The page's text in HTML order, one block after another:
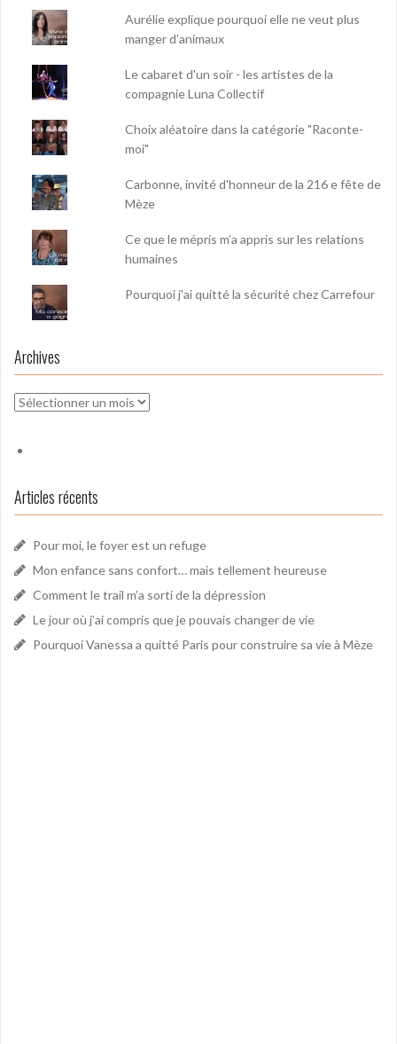
Aurélie explique pourquoi elle ne veut plus
manger d’animaux
Le cabaret d'un soir - les artistes de la
compagnie Luna Collectif
Choix aléatoire dans la catégorie "Raconte-
moi"
Carbonne, invité d'honneur de la 216 e fête de
Mèze
Ce que le mépris m’a appris sur les relations
humaines
Pourquoi j'ai quitté la sécurité chez Carrefour
Archives
Archives
Articles récents
Pour moi, le foyer est un refuge
Mon enfance sans confort… mais tellement heureuse
Comment le trail m’a sorti de la dépression
Le jour où j’ai compris que je pouvais changer de vie
Pourquoi Vanessa a quitté Paris pour construire sa vie à Mèze